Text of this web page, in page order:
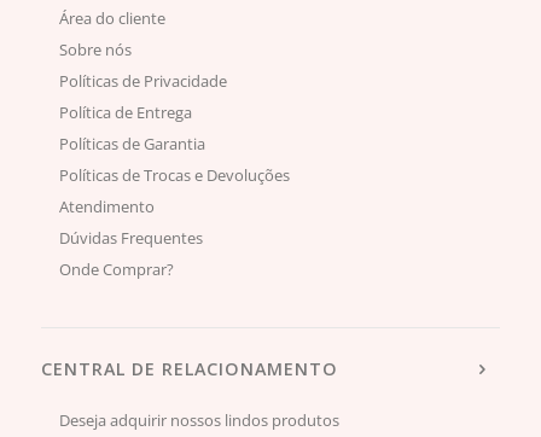
Área do cliente
Sobre nós
Políticas de Privacidade
Política de Entrega
Políticas de Garantia
Políticas de Trocas e Devoluções
Atendimento
Dúvidas Frequentes
Onde Comprar?
CENTRAL DE RELACIONAMENTO
Deseja adquirir nossos lindos produtos